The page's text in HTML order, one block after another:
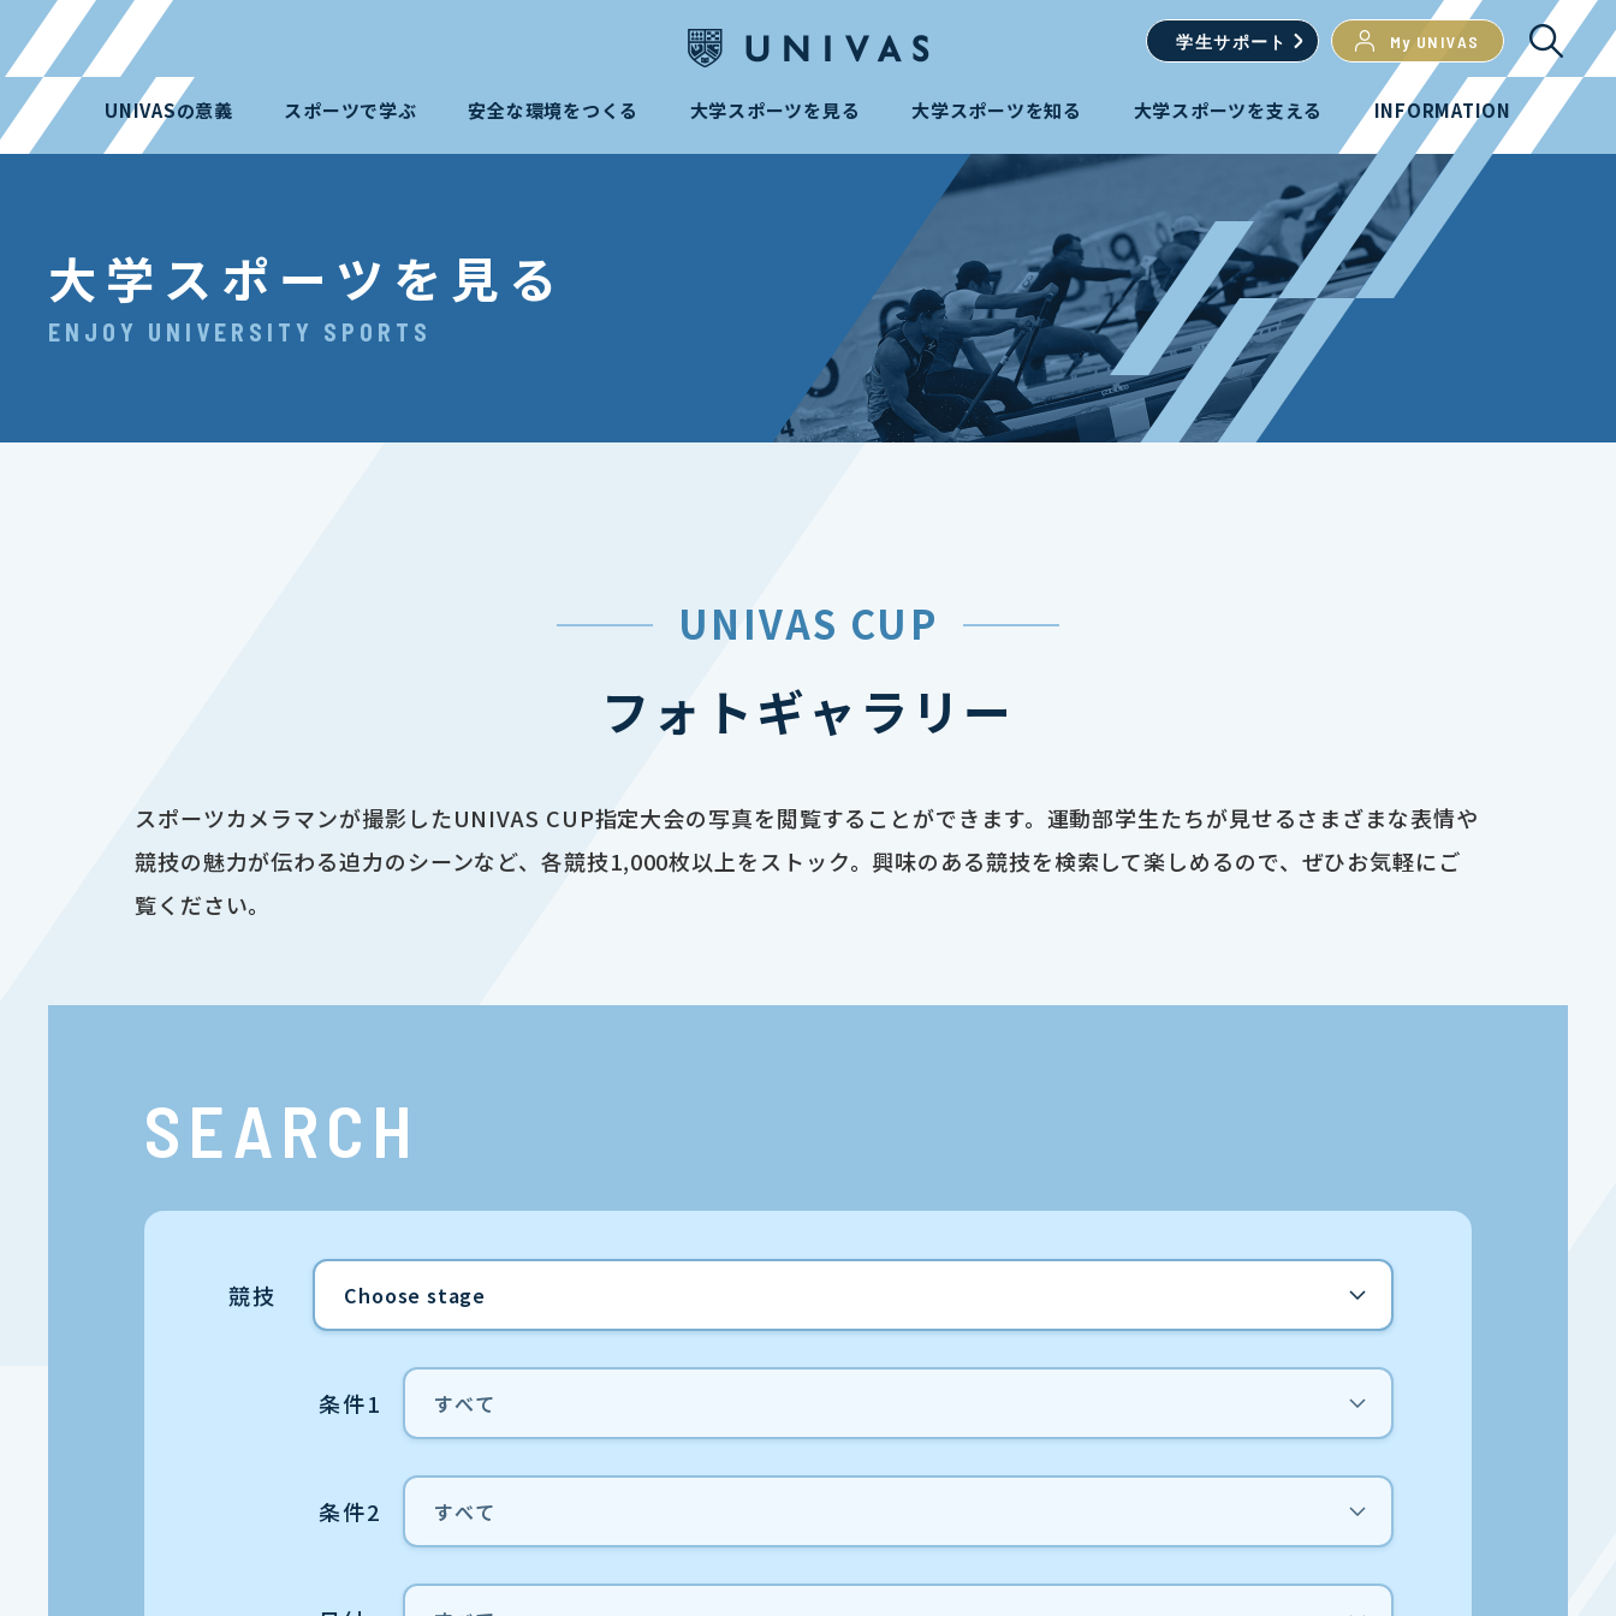
学生サポート My UNIVAS
UNIVASの意義 スポーツで学ぶ 安全な環境をつくる 大学スポーツを見る 大学スポーツを知る 大学スポーツを支える INFORMATION
大学スポーツを見る
ENJOY UNIVERSITY SPORTS
UNIVAS CUP
フォトギャラリー
スポーツカメラマンが撮影したUNIVAS CUP指定大会の写真を閲覧することができます。運動部学生たちが見せるさまざまな表情や
競技の魅力が伝わる迫力のシーンなど、各競技1,000枚以上をストック。興味のある競技を検索して楽しめるので、ぜひお気軽にご
覧ください。
SEARCH
競技
条件1
条件2